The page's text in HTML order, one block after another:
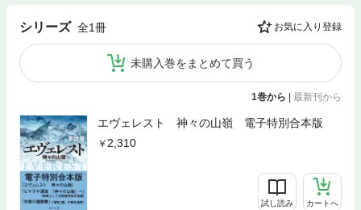
シリーズ 全1冊 お気に入り登録
未購入巻をまとめて買う
1巻から | 最新刊から
エヴェレスト 神々の山嶺 電子特別合本版
2,310
試し読み カートへ